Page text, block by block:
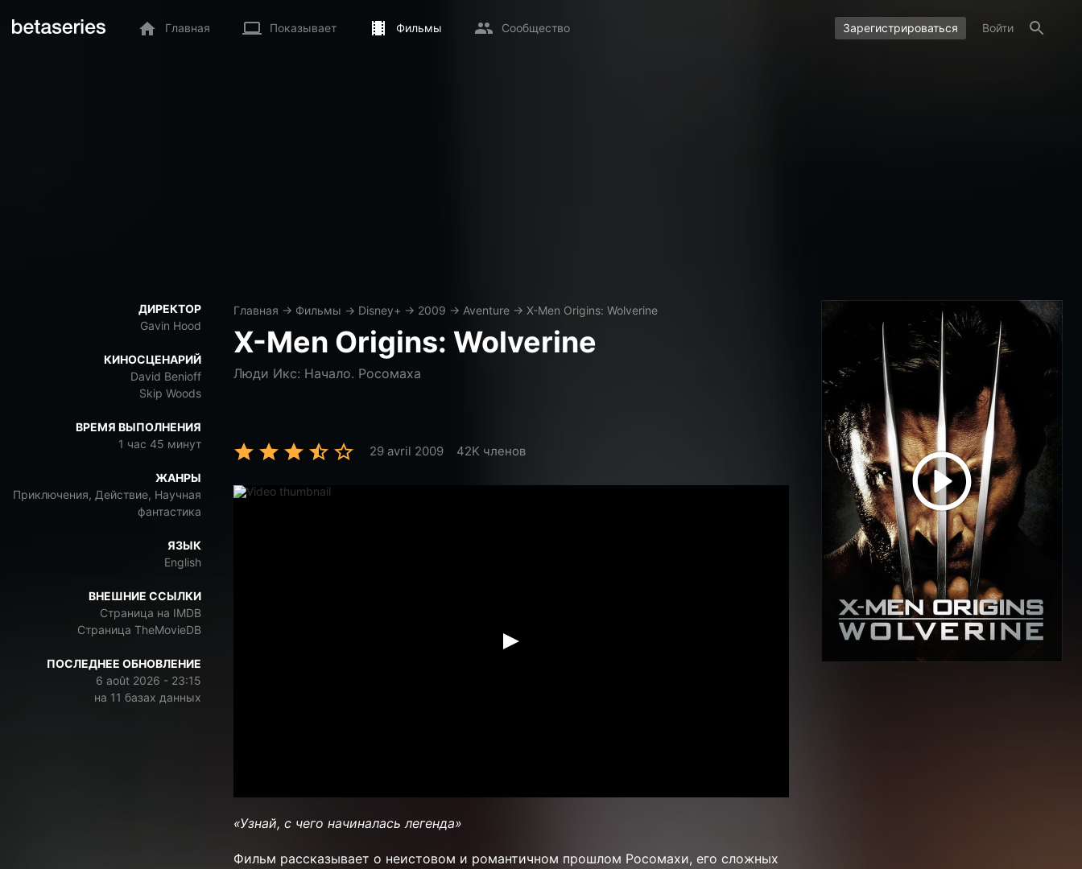
Главная Показывает Фильмы Сообщество Зарегистрироваться Войти
ДИРЕКТОР
Gavin Hood
КИНОСЦЕНАРИЙ
David Benioff
Skip Woods
ВРЕМЯ ВЫПОЛНЕНИЯ
1 час 45 минут
ЖАНРЫ
Приключения, Действие, Научная
фантастика
ЯЗЫК
English
ВНЕШНИЕ ССЫЛКИ
Страница на IMDB
Страница TheMovieDB
ПОСЛЕДНЕЕ ОБНОВЛЕНИЕ
6 août 2026 - 23:15
на 11 базах данных
Главная → Фильмы → Disney+ → 2009 → Aventure → X-Men Origins: Wolverine
X-Men Origins: Wolverine
Люди Икс: Начало. Росомаха
29 avril 2009 42K членов
«Узнай, с чего начиналась легенда»
Фильм рассказывает о неистовом и романтичном прошлом Росомахи, его сложных